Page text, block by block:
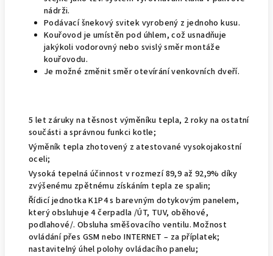
nádrži.
Podávací šnekový svitek vyrobený z jednoho kusu.
Kouřovod je umístěn pod úhlem, což usnadňuje
jakýkoli vodorovný nebo svislý směr montáže
kouřovodu.
Je možné změnit směr otevírání venkovních dveří.
5 let záruky na těsnost výměníku tepla, 2 roky na ostatní
součásti a správnou funkci kotle;
Výměník tepla zhotovený z atestované vysokojakostní
oceli;
Vysoká tepelná účinnost v rozmezí 89,9 až 92,9% díky
zvýšenému zpětnému získáním tepla ze spalin;
Řídicí jednotka K1P4 s barevným dotykovým panelem,
který obsluhuje 4 čerpadla /ÚT, TUV, oběhové,
podlahové/. Obsluha směšovacího ventilu. Možnost
ovládání přes GSM nebo INTERNET – za příplatek;
nastavitelný úhel polohy ovládacího panelu;